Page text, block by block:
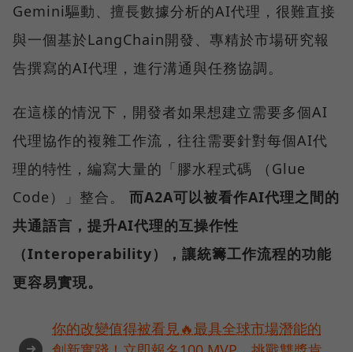
Gemini驅動、擅長數據分析的AI代理，很難直接
與一個基於LangChain開發、專精於市場研究報
告撰寫的AI代理，進行溝通與任務協調。
在這樣的情況下，開發者如果想建立需要多個AI
代理協作的複雜工作流，往往需要針對每個AI代
理的特性，編寫大量的「膠水程式碼 （Glue
Code）」整合。 而A2A可以被看作AI代理之間的
共通語言，提升AI代理的互操作性
（Interoperability），讓統籌工作流程的功能
更容易實現。
➜
你的改變值得被看見🔥最具全球市場潛能的